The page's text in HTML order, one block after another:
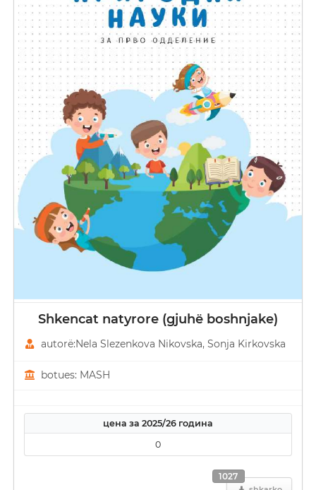
Shkencat natyrore (gjuhë boshnjake)
autorë:Nela Slezenkova Nikovska, Sonja Kirkovska
botues: MASH
цена за 2025/26 година
0
1027